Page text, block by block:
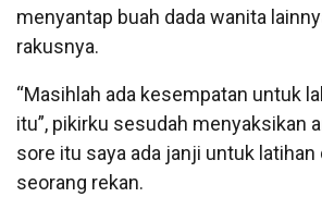
menyantap buah dada wanita
rakusnya.
“Masihlah ada kesempatan untuk
itu”, pikirku sesudah menyaksikan
sore itu saya ada janji untuk latihan
seorang rekan.